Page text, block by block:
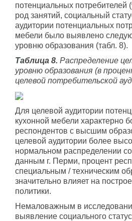
потенциальных потребителей
род занятий, социальный
аудитории потенциальных
мебели было выявлено
уровню образования (табл. 8).
Таблица 8. Распределение
уровню образования (в
целевой потребительской
Для целевой аудитории
кухонной мебели характерно
респондентов с высшим
целевой аудитории более
нормальном распределении
данным г. Перми, процент
специальным / техническим
значительно влияет на
политики.
Немаловажным в
выявление социального